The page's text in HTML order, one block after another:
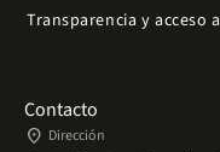
Transparencia y acceso
Contacto
place Dirección